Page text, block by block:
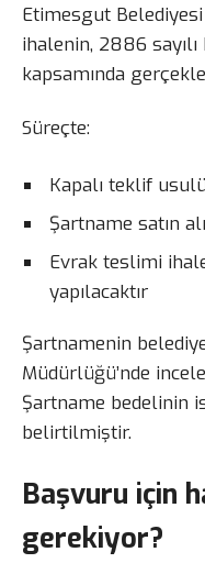
Etimesgut Belediyesi
ihalenin, 2886
kapsamında
Süreçte:
Kapalı teklif
Şartname satın
Evrak teslimi
yapılacaktır
Şartnamenin
Müdürlüğü’nde
Şartname bedelinin
belirtilmiştir.
Başvuru için
gerekiyor?